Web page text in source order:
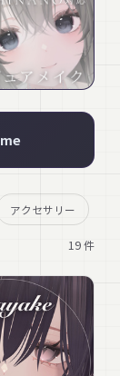
アクセサリー
19件